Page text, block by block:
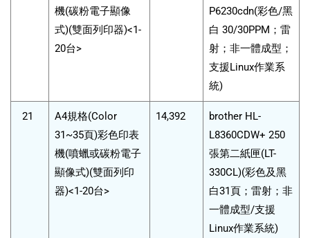
機(碳粉電子顯像
式)(雙面列印器)<1-
20台>
P6230cdn(彩色/黑
白 30/30PPM；雷
射；非一體成型；
支援Linux作業系
統)
21
A4規格(Color
31~35頁)彩色印表
機(噴蠟或碳粉電子
顯像式)(雙面列印
器)<1-20台>
14,392
brother HL-
L8360CDW+ 250
張第二紙匣(LT-
330CL)(彩色及黑
白31頁；雷射；非
一體成型/支援
Linux作業系統)